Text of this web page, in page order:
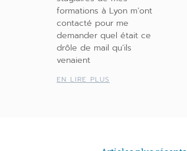
formations à Lyon m’ont
contacté pour me
demander quel était ce
drôle de mail qu’ils
venaient
EN LIRE PLUS